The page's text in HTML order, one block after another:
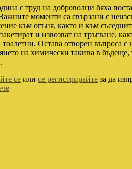
с труд на доброволци бяха
моменти са свързани с
към огъня, както и към
и извозват на тръгване,
Остава отворен въпроса
на химически такива в
се или се регистрирайте за да